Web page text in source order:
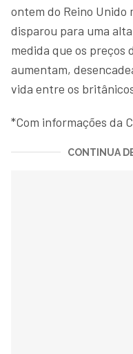
ontem do Reino Unido
disparou para uma
medida que os preços
aumentam,
vida entre os
*Com informações da
CONTINUA